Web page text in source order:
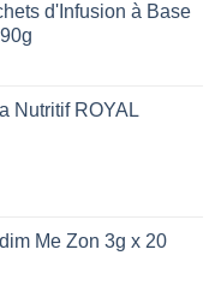
d'Infusion à Base
Nutritif ROYAL
Me Zon 3g x 20